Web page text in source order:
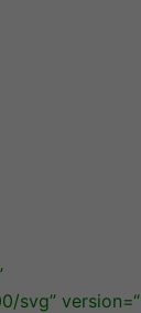
svg” version=